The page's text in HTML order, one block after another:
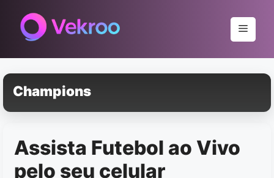
para
Menu
Champions
Assista Futebol ao Vivo
pelo seu celular